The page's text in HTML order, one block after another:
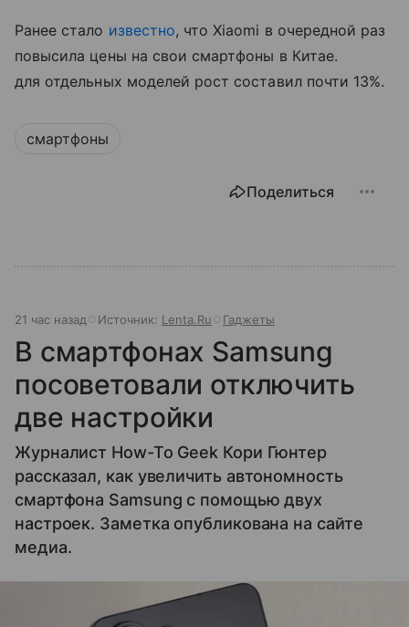
Ранее стало известно, что Xiaomi в очередной раз
повысила цены на свои смартфоны в Китае.
для отдельных моделей рост составил почти 13%.
смартфоны
Поделиться
21 час назад Источник: Lenta.Ru Гаджеты
В смартфонах Samsung
посоветовали отключить
две настройки
Журналист How-To Geek Кори Гюнтер
рассказал, как увеличить автономность
смартфона Samsung с помощью двух
настроек. Заметка опубликована на сайте
медиа.